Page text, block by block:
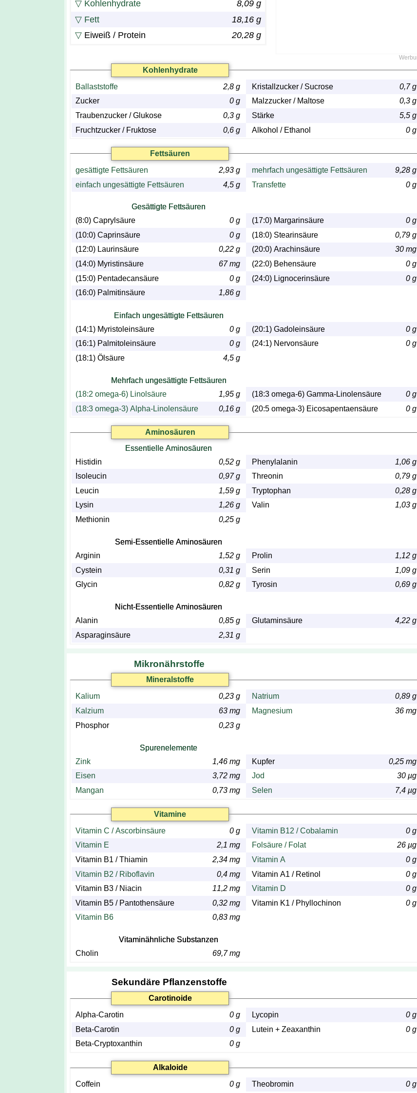
▽ Kohlenhydrate
8,09 g
▽ Fett
18,16 g
▽ Eiweiß / Protein 20,28 g
Kohlenhydrate
Ballaststoffe
2,8 g
Zucker
0 g
Traubenzucker / Glukose
0,3 g
Fruchtzucker / Fruktose
0,6 g
Kristallzucker / Sucrose
0,7 g
Malzzucker / Maltose
0,3 g
Stärke
5,5 g
Alkohol / Ethanol
0 g
Fettsäuren
gesättigte Fettsäuren
2,93 g
einfach ungesättigte Fettsäuren
4,5 g
mehrfach ungesättigte Fettsäuren
9,28 g
Transfette
0 g
Gesättigte Fettsäuren
(8:0) Caprylsäure
0 g
(10:0) Caprinsäure
0 g
(12:0) Laurinsäure
0,22 g
(14:0) Myristinsäure
67 mg
(15:0) Pentadecansäure
0 g
(16:0) Palmitinsäure
1,86 g
(17:0) Margarinsäure
0 g
(18:0) Stearinsäure
0,79 g
(20:0) Arachinsäure
30 mg
(22:0) Behensäure
0 g
(24:0) Lignocerinsäure
0 g
Einfach ungesättigte Fettsäuren
(14:1) Myristoleinsäure
0 g
(16:1) Palmitoleinsäure
0 g
(18:1) Ölsäure
4,5 g
(20:1) Gadoleinsäure
0 g
(24:1) Nervonsäure
0 g
Mehrfach ungesättigte Fettsäuren
(18:2 omega-6) Linolsäure
1,95 g
(18:3 omega-3) Alpha-Linolensäure
0,16 g
(18:3 omega-6) Gamma-Linolensäure
0 g
(20:5 omega-3) Eicosapentaensäure
0 g
Aminosäuren
Essentielle Aminosäuren
Histidin
0,52 g
Isoleucin
0,97 g
Leucin
1,59 g
Lysin
1,26 g
Methionin
0,25 g
Phenylalanin
1,06 g
Threonin
0,79 g
Tryptophan
0,28 g
Valin
1,03 g
Semi-Essentielle Aminosäuren
Arginin
1,52 g
Cystein
0,31 g
Glycin
0,82 g
Prolin
1,12 g
Serin
1,09 g
Tyrosin
0,69 g
Nicht-Essentielle Aminosäuren
Alanin
0,85 g
Asparaginsäure
2,31 g
Glutaminsäure 4,22 g
Mikronährstoffe
Mineralstoffe
Kalium
0,23 g
Kalzium
63 mg
Phosphor
0,23 g
Natrium
0,89 g
Magnesium
36 mg
Spurenelemente
Zink
1,46 mg
Eisen
3,72 mg
Mangan
0,73 mg
Kupfer
0,25 mg
Jod
30 µg
Selen
7,4 µg
Vitamine
Vitamin C / Ascorbinsäure
0 g
Vitamin E
2,1 mg
Vitamin B1 / Thiamin
2,34 mg
Vitamin B2 / Riboflavin
0,4 mg
Vitamin B3 / Niacin
11,2 mg
Vitamin B5 / Pantothensäure
0,32 mg
Vitamin B6
0,83 mg
Vitamin B12 / Cobalamin
0 g
Folsäure / Folat
26 µg
Vitamin A
0 g
Vitamin A1 / Retinol
0 g
Vitamin D
0 g
Vitamin K1 / Phyllochinon
0 g
Vitaminähnliche Substanzen
Cholin
69,7 mg
Sekundäre Pflanzenstoffe
Carotinoide
Alpha-Carotin
0 g
Beta-Carotin
0 g
Beta-Cryptoxanthin
0 g
Lycopin
0 g
Lutein + Zeaxanthin
0 g
Alkaloide
Coffein
0 g Theobromin 0 g